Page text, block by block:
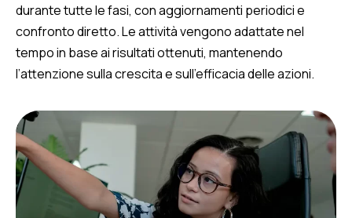
durante tutte le fasi, con aggiornamenti periodici e
confronto diretto. Le attività vengono adattate nel
tempo in base ai risultati ottenuti, mantenendo
l’attenzione sulla crescita e sull’efficacia delle azioni.